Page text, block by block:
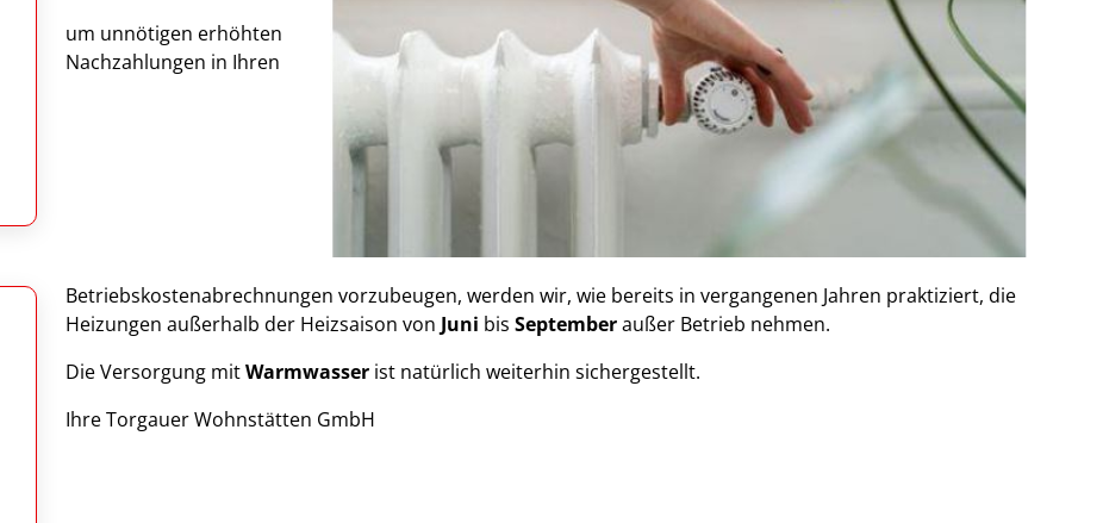
um unnötigen erhöhten
Nachzahlungen in Ihren
Betriebskostenabrechnungen vorzubeugen, werden wir, wie bereits in vergangenen Jahren praktiziert, die
Heizungen außerhalb der Heizsaison von Juni bis Septemberaußer Betrieb nehmen.
Die Versorgung mitWarmwasser ist natürlich weiterhin sichergestellt.
Ihre Torgauer Wohnstätten GmbH